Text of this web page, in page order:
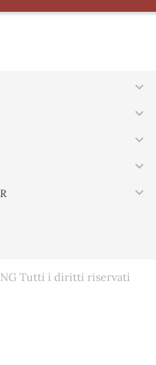
Scatola, 4.5 x 40 mm





Tutti i diritti riservati